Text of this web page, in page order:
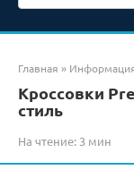
Главная »
Кроссовки
стиль
На чтение: 3 мин